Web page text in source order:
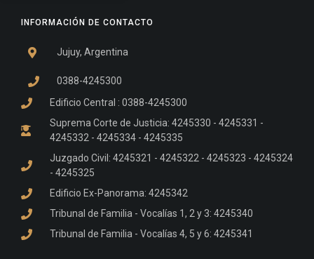
INFORMACIÓN DE CONTACTO
Jujuy, Argentina
0388-4245300
Edificio Central : 0388-4245300
Suprema Corte de Justicia: 4245330 - 4245331 -
4245332 - 4245334 - 4245335
Juzgado Civil: 4245321 - 4245322 - 4245323 - 4245324
- 4245325
Edificio Ex-Panorama: 4245342
Tribunal de Familia - Vocalías 1, 2 y 3: 4245340
Tribunal de Familia - Vocalías 4, 5 y 6: 4245341